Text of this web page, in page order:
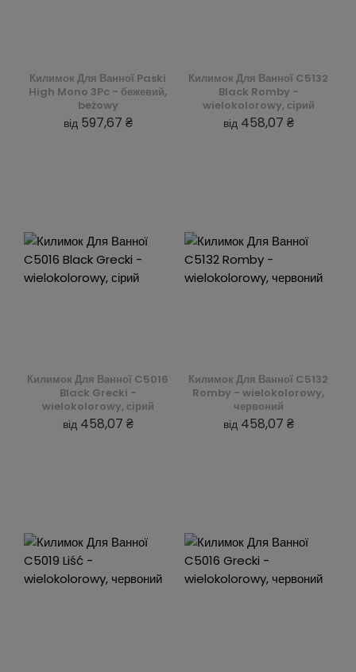
Килимок Для Ванної Paski
High Mono 3Pc - бежевий,
beżowy
від 597,67 ₴
Килимок Для Ванної C5132
Black Romby -
wielokolorowy, сірий
від 458,07 ₴
Килимок Для Ванної C5016
Black Grecki -
wielokolorowy, сірий
від 458,07 ₴
Килимок Для Ванної C5132
Romby - wielokolorowy,
червоний
від 458,07 ₴